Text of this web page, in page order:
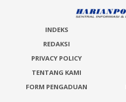
INDEKS
REDAKSI
PRIVACY POLICY
TENTANG KAMI
FORM PENGADUAN